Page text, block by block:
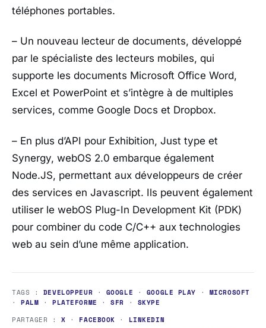
téléphones portables.
– Un nouveau lecteur de documents, développé
par le spécialiste des lecteurs mobiles, qui
supporte les documents Microsoft Office Word,
Excel et PowerPoint et s’intègre à de multiples
services, comme Google Docs et Dropbox.
– En plus d’API pour Exhibition, Just type et
Synergy, webOS 2.0 embarque également
Node.JS, permettant aux développeurs de créer
des services en Javascript. Ils peuvent également
utiliser le webOS Plug-In Development Kit (PDK)
pour combiner du code C/C++ aux technologies
web au sein d’une même application.
TAGS : DEVELOPPEUR · GOOGLE · GOOGLE PLAY · MICROSOFT
·PALM ·PLATEFORME ·SFR · SKYPE
PARTAGER :X · FACEBOOK · LINKEDIN